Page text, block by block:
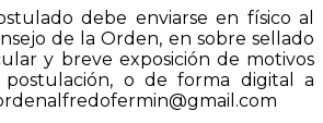
debe enviarse en físico al
de la Orden, en sobre sellado
y breve exposición de motivos
o de forma digital a